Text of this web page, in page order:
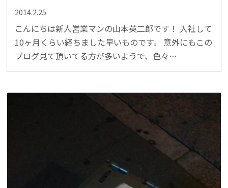
2014.2.25
こんにちは新人営業マンの山本英二郎です！ 入社して
10ヶ月くらい経ちました早いものです。 意外にもこの
ブログ見て頂いてる方が多いようで、色々…